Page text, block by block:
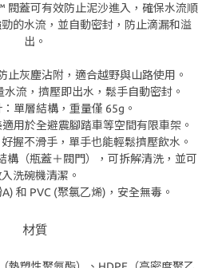
閥蓋可有效防止泥沙進入，確保水流順
的水流，並自動密封，防止滴漏和溢
出。
止灰塵沾附，適合越野與山路使用。
流，擠壓即出水，鬆手自動密封。
單層結構，重量僅 65g。
用於全避震腳踏車等空間有限車架。
握不滑手，單手也能輕鬆擠壓飲水。
構（瓶蓋＋閥門），可拆解清洗，並可
洗碗機清潔。
和 PVC (聚氯乙烯)，安全無毒。
材質